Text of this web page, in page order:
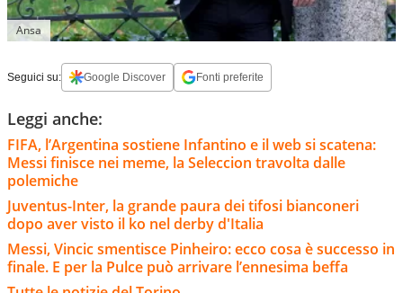
Ansa
Seguici su: Google Discover Fonti preferite
Leggi anche:
FIFA, l’Argentina sostiene Infantino e il web si scatena:
Messi finisce nei meme, la Seleccion travolta dalle
polemiche
Juventus-Inter, la grande paura dei tifosi bianconeri
dopo aver visto il ko nel derby d'Italia
Messi, Vincic smentisce Pinheiro: ecco cosa è successo in
finale. E per la Pulce può arrivare l’ennesima beffa